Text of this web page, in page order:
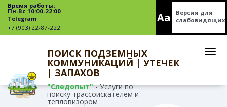
Время работы:
Пн-Вс 10:00-22:00
Telegram
+7 (903) 22-87-222
Aa
Версия для
слабовидящих
ПОИСК ПОДЗЕМНЫХ
КОММУНИКАЦИЙ | УТЕЧЕК
| ЗАПАХОВ
"Следопыт"- Услуги по
поиску трассоискателем и
тепловизором